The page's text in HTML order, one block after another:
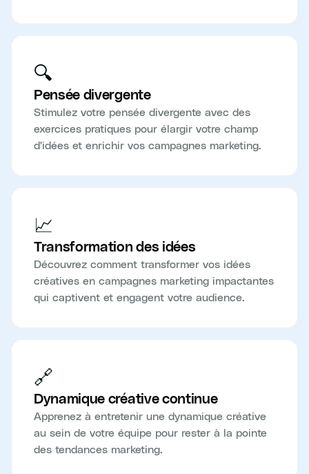
🔍
Pensée divergente
Stimulez votre pensée divergente avec des
exercices pratiques pour élargir votre champ
d'idées et enrichir vos campagnes marketing.
📈
Transformation des idées
Découvrez comment transformer vos idées
créatives en campagnes marketing impactantes
qui captivent et engagent votre audience.
🔗
Dynamique créative continue
Apprenez à entretenir une dynamique créative
au sein de votre équipe pour rester à la pointe
des tendances marketing.